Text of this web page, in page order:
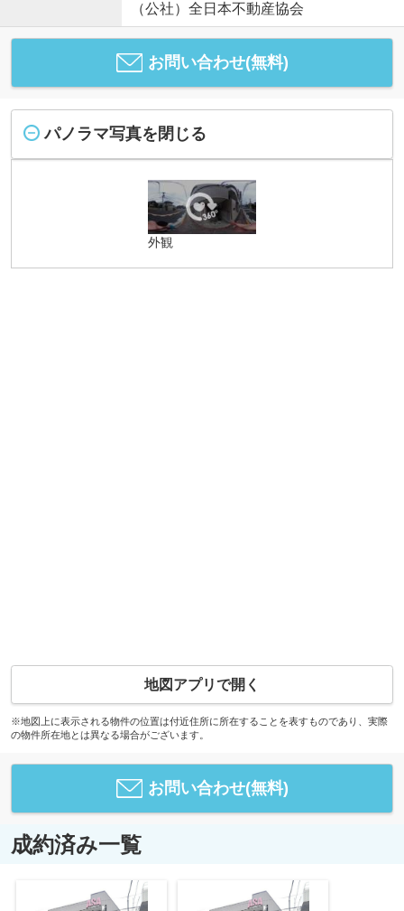
（公社）全日本不動産協会
お問い合わせ(無料)
パノラマ写真を閉じる
外観
地図アプリで開く
※地図上に表示される物件の位置は付近住所に所在することを表すものであり、実際
の物件所在地とは異なる場合がございます。
お問い合わせ(無料)
成約済み一覧